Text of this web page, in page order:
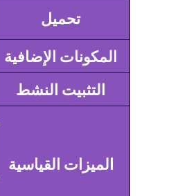
تحميل
المكونات الإضافية
التثبيت النشط
الميزات القياسية